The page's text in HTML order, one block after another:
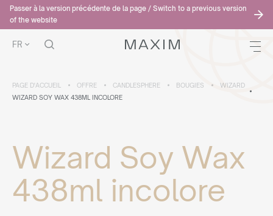
Passer à la version précédente de la page / Switch to a previous version
of the website
FR
PAGE D'ACCUEIL OFFRE CANDLESPHERE BOUGIES
WIZARD
WIZARD SOY WAX 438ML INCOLORE
Wizard Soy Wax
438ml incolore